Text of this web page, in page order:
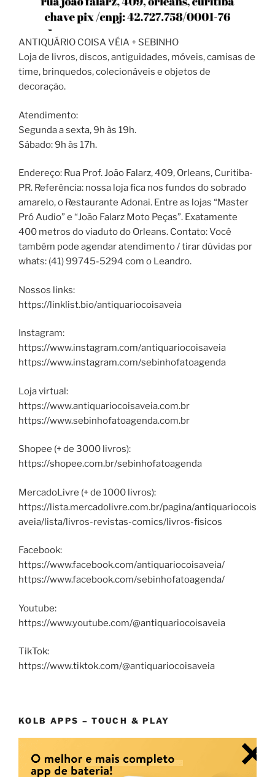
ANTIQUÁRIO COISA VÉIA + SEBINHO
Loja de livros, discos, antiguidades, móveis, camisas de
time, brinquedos, colecionáveis e objetos de
decoração.
Atendimento:
Segunda a sexta, 9h às 19h.
Sábado: 9h às 17h.
Endereço: Rua Prof. João Falarz, 409, Orleans, Curitiba-
PR. Referência: nossa loja fica nos fundos do sobrado
amarelo, o Restaurante Adonai. Entre as lojas “Master
Pró Audio” e “João Falarz Moto Peças”. Exatamente
400 metros do viaduto do Orleans. Contato: Você
também pode agendar atendimento / tirar dúvidas por
whats: (41) 99745-5294 com o Leandro.
Nossos links:
https://linklist.bio/antiquariocoisaveia
Instagram:
https://www.instagram.com/antiquariocoisaveia
https://www.instagram.com/sebinhofatoagenda
Loja virtual:
https://www.antiquariocoisaveia.com.br
https://www.sebinhofatoagenda.com.br
Shopee (+ de 3000 livros):
https://shopee.com.br/sebinhofatoagenda
MercadoLivre (+ de 1000 livros):
https://lista.mercadolivre.com.br/pagina/antiquariocois
aveia/lista/livros-revistas-comics/livros-fisicos
Facebook:
https://www.facebook.com/antiquariocoisaveia/
https://www.facebook.com/sebinhofatoagenda/
Youtube:
https://www.youtube.com/@antiquariocoisaveia
TikTok:
https://www.tiktok.com/@antiquariocoisaveia
KOLB APPS – TOUCH & PLAY